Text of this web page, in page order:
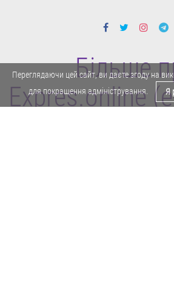
Більше
Expres.online
Переглядаючи цей сайт, ви даєте згоду на
для покращення адміністрування.
Я